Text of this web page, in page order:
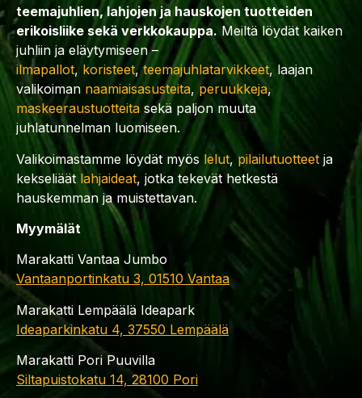
teemajuhlien, lahjojen ja hauskojen tuotteiden
erikoisliike sekä verkkokauppa. Meiltä löydät kaiken
juhliin ja eläytymiseen –
ilmapallot, koristeet,teemajuhlatarvikkeet, laajan
valikoiman naamiaisasusteita, peruukkeja,
maskeeraustuotteita sekä paljon muuta
juhlatunnelman luomiseen.
Valikoimastamme löydät myös lelut,pilailutuotteet ja
kekseliäät lahjaideat, jotka tekevät hetkestä
hauskemman ja muistettavan.
Myymälät
Marakatti Vantaa Jumbo
Vantaanportinkatu 3, 01510 Vantaa
Marakatti Lempäälä Ideapark
Ideaparkinkatu 4, 37550 Lempäälä
Marakatti Pori Puuvilla
Siltapuistokatu 14, 28100 Pori